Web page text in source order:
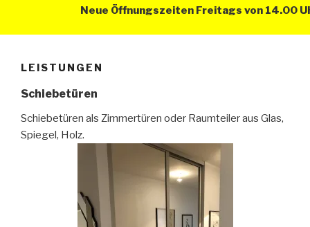
Neue Öffnungszeiten Freitags von 14.00
LEISTUNGEN
Schiebetüren
Schiebetüren als Zimmertüren oder Raumteiler aus Glas,
Spiegel, Holz.